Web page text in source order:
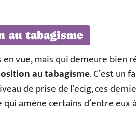
au tabagisme
vue, mais qui demeure bien
au tabagisme. C’est un
de prise de l’ecig, ces
amène certains d’entre